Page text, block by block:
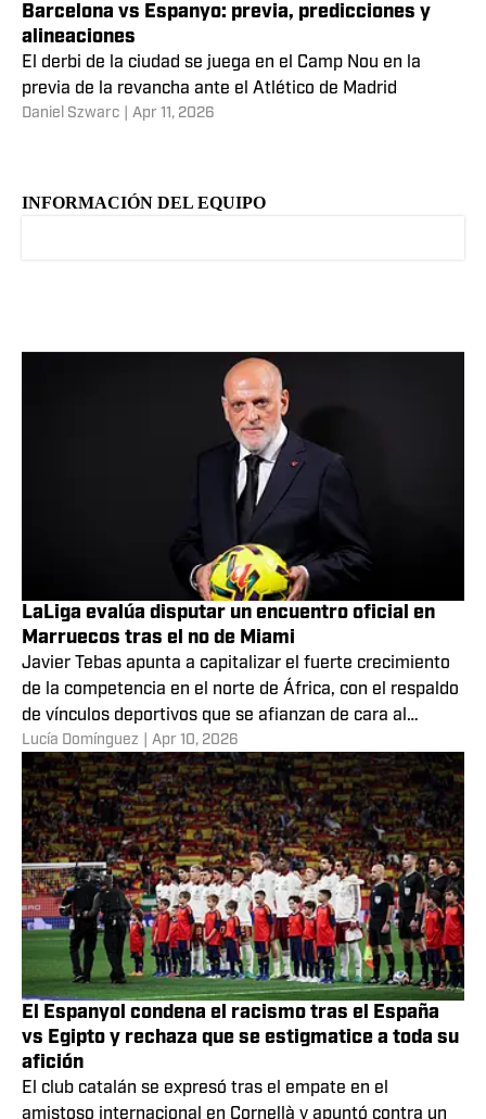
Barcelona vs Espanyo: previa, predicciones y
alineaciones
El derbi de la ciudad se juega en el Camp Nou en la
previa de la revancha ante el Atlético de Madrid
Daniel Szwarc Apr 11, 2026
INFORMACIÓN DEL EQUIPO
LaLiga evalúa disputar un encuentro oficial en
Marruecos tras el no de Miami
Javier Tebas apunta a capitalizar el fuerte crecimiento
de la competencia en el norte de África, con el respaldo
de vínculos deportivos que se afianzan de cara al
Mundial 2030.
Lucía Domínguez Apr 10, 2026
El Espanyol condena el racismo tras el España
vs Egipto y rechaza que se estigmatice a toda su
afición
El club catalán se expresó tras el empate en el
amistoso internacional en Cornellà y apuntó contra un